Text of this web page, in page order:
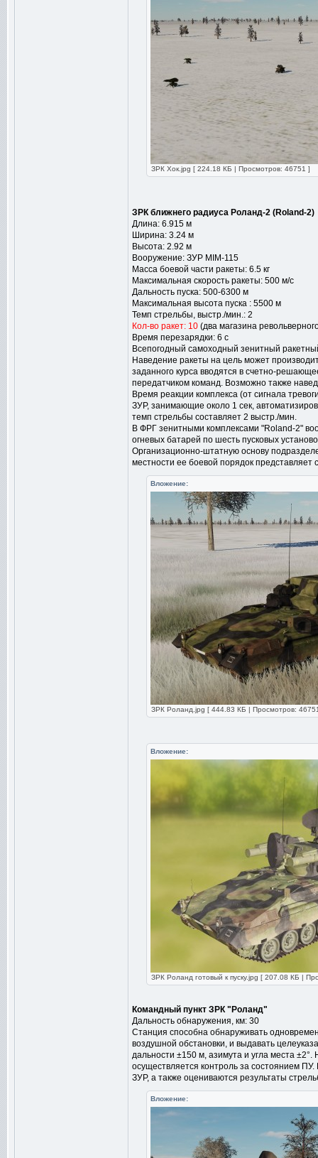
ЗРК Хок.jpg [ 224.18 КБ | Просмотров: 46751 ]
ЗРК ближнего радиуса Роланд-2 (Roland-2)
Длина: 6.915 м
Ширина: 3.24 м
Высота: 2.92 м
Вооружение: ЗУР MIM-115
Масса боевой части ракеты: 6.5 кг
Максимальная скорость ракеты: 500 м/с
Дальность пуска: 500-6300 м
Максимальная высота пуска : 5500 м
Темп стрельбы, выстр./мин.: 2
Кол-во ракет: 10 (два магазина
Время перезарядки: 6 с
Всепогодный самоходный зенитный
Наведение ракеты на цель может
заданного курса вводятся в счетно-
передатчиком команд. Возможно также
Время реакции комплекса (от сигнала
ЗУР, занимающие около 1 сек,
темп стрельбы составляет 2 выстр./мин.
В ФРГ зенитными комплексами "Roland-2"
огневых батарей по шесть пусковых
Организационно-штатную основу
местности ее боевой порядок представляет
Вложение:
ЗРК Роланд.jpg [ 444.83 КБ | Просмотров:
Вложение:
ЗРК Роланд готовый к пуску.jpg [ 207.08 КБ |
Командный пункт ЗРК "Роланд"
Дальность обнаружения, км: 30
Станция способна обнаруживать
воздушной обстановки, и выдавать
дальности ±150 м, азимута и угла места
осуществляется контроль за состоянием
ЗУР, а также оцениваются результаты
Вложение: